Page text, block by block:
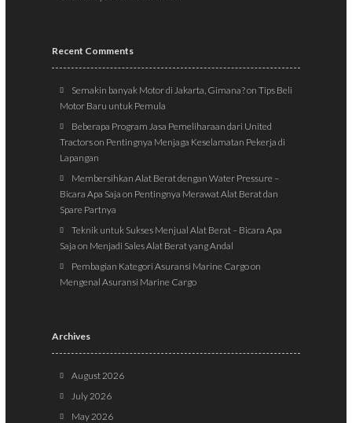
Recent Comments
Semakin banyak Motor di Jakarta, Gimana?onTips Beli
Motor Baru untuk Pemula
Beberapa Program Jasa Pemeliharaan dari United
Tractorson Pentingnya Menjaga Keselamatan Pekerja di
Lapangan
Membersihkan Alat Berat dengan Water Pressure –
Bicara Apa Saja on Pentingnya Merawat Alat Berat dan
Spare Partnya
Teknik untuk Sukses Menjual Alat Berat – Bicara Apa
Saja on Menjadi Sales Alat Berat yang Andal
Pembagian Kategori Asuransi Marine Cargoon
Mengenal Asuransi Marine Cargo
Archives
August 2026
July 2026
May 2026